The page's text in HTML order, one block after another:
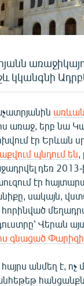
կկանգնի
առաջ, երբ նա
էր Երևան
պնդում են
դեռ 2013-
էր
սակայն,
հորինված
Վերան
գնացած
անմեղ է, ոչ